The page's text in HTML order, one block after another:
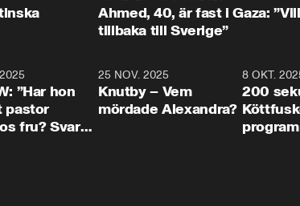
Ahmed, 40, är fast i Gaza: ”Vill
tillbaka till Sverige”
”Har hon
pastor
fru? Svar
31:05
25 NOV. 2025
Knutby – Vem
mördade Alexandra?
8 OKT.
200